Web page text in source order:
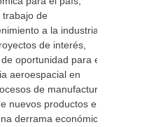
de
a la industria
de interés,
oportunidad para el
aeroespacial en
de manufactura
nuevos productos en
derrama económica